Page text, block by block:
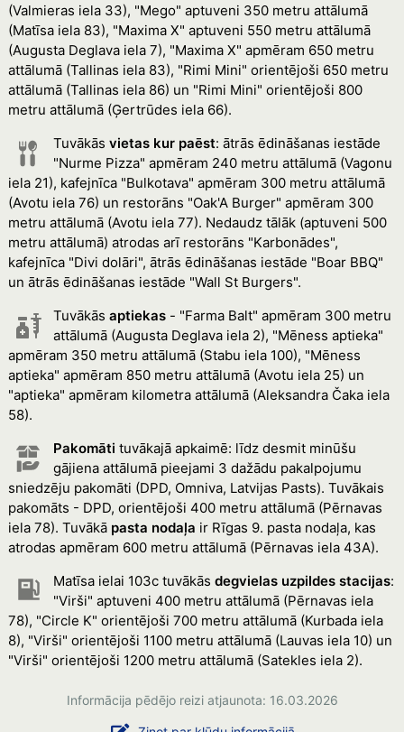
(Valmieras iela 33), "Mego" aptuveni 350 metru attālumā
(Matīsa iela 83), "Maxima X" aptuveni 550 metru attālumā
(Augusta Deglava iela 7), "Maxima X" apmēram 650 metru
attālumā (Tallinas iela 83), "Rimi Mini" orientējoši 650 metru
attālumā (Tallinas iela 86) un "Rimi Mini" orientējoši 800
metru attālumā (Ģertrūdes iela 66).
Tuvākās vietas kur paēst: ātrās ēdināšanas iestāde
"Nurme Pizza" apmēram 240 metru attālumā (Vagonu
iela 21), kafejnīca "Bulkotava" apmēram 300 metru attālumā
(Avotu iela 76) un restorāns "Oak'A Burger" apmēram 300
metru attālumā (Avotu iela 77). Nedaudz tālāk (aptuveni 500
metru attālumā) atrodas arī restorāns "Karbonādes",
kafejnīca "Divi dolāri", ātrās ēdināšanas iestāde "Boar BBQ"
un ātrās ēdināšanas iestāde "Wall St Burgers".
Tuvākās aptiekas- "Farma Balt" apmēram 300 metru
attālumā (Augusta Deglava iela 2), "Mēness aptieka"
apmēram 350 metru attālumā (Stabu iela 100), "Mēness
aptieka" apmēram 850 metru attālumā (Avotu iela 25) un
"aptieka" apmēram kilometra attālumā (Aleksandra Čaka iela
58).
Pakomāti tuvākajā apkaimē: līdz desmit minūšu
gājiena attālumā pieejami 3 dažādu pakalpojumu
sniedzēju pakomāti (DPD, Omniva, Latvijas Pasts). Tuvākais
pakomāts - DPD, orientējoši 400 metru attālumā (Pērnavas
iela 78). Tuvākā pasta nodaļa ir Rīgas 9. pasta nodaļa, kas
atrodas apmēram 600 metru attālumā (Pērnavas iela 43A).
Matīsa ielai 103c tuvākās degvielas uzpildes stacijas:
"Virši" aptuveni 400 metru attālumā (Pērnavas iela
78), "Circle K" orientējoši 700 metru attālumā (Kurbada iela
8), "Virši" orientējoši 1100 metru attālumā (Lauvas iela 10) un
"Virši" orientējoši 1200 metru attālumā (Satekles iela 2).
Informācija pēdējo reizi atjaunota: 16.03.2026